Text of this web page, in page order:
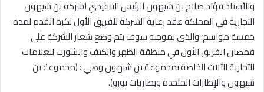
ي
ا
والأستاذ فؤاد صلاح بن شيهون الرئيس التنفيذي لشركة بن شيهون
التجارية في المملكة عقد رعاية الشركة للفريق الأول لكرة القدم لمدة
خمسة مواسم؛ والذي بموجبه سوف يتم وضع شعار الشركة على
قمصان الفريق الأول في منطقة الظهر والكتف والشورت للعلامات
التجارية الثلاث الخاصة بمجموعة بن شيهون وهي : (مجموعة بن
شيهون والإطارات المتحدة وبطاريات تورو).